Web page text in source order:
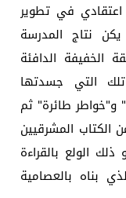
في تطوير
نتاج المدرسة
الخفيفة الدافئة
تلك التي جسدتها
و"خواطر طائرة" ثم
الكتاب المشرقيين
الولع بالقراءة
بناه بالعصامية